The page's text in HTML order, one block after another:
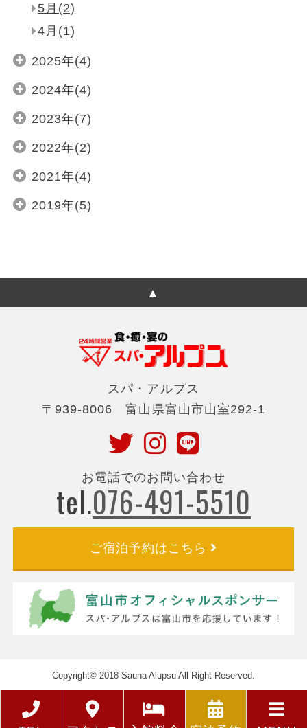
5月(2)
4月(1)
2025年(4)
2024年(4)
2023年(7)
2022年(2)
2021年(4)
2019年(5)
スパ・アルプス
〒939-8006 富山県富山市山室292-1
お電話でのお問い合わせ
tel.076-491-5510
ご宿泊予約はこちら
Copyright© 2018 Sauna Alupsu All Right Reserved.